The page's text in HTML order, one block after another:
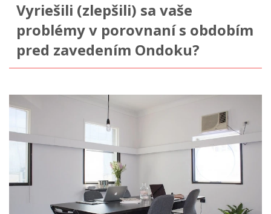
Vyriešili (zlepšili) sa vaše
problémy v porovnaní s obdobím
pred zavedením Ondoku?